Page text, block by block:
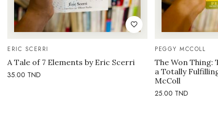
ERIC SCERRI
A Tale of 7 Elements by Eric Scerri
35.00 TND
PEGGY MCCOLL
The Won Thing:
a Totally
McColl
25.00 TND